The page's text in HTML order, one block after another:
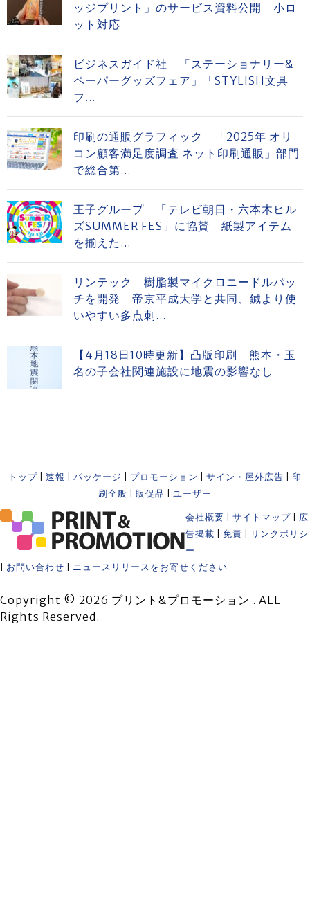
ッジプリント」のサービス資料公開 小ロ
ット対応
ビジネスガイド社 「ステーショナリー&
ペーパーグッズフェア」「STYLISH文具
フ...
印刷の通販グラフィック 「2025年 オリ
コン顧客満足度調査 ネット印刷通販」部門
で総合第...
王子グループ 「テレビ朝日・六本木ヒル
ズSUMMER FES」に協賛 紙製アイテム
を揃えた...
リンテック 樹脂製マイクロニードルパッ
チを開発 帝京平成大学と共同、鍼より使
いやすい多点刺...
【4月18日10時更新】凸版印刷 熊本・玉
名の子会社関連施設に地震の影響なし
トップ 速報 パッケージ プロモーション サイン・屋外広告
印
刷全般
販促品 ユーザー
会社概要 サイトマップ
広
告掲載
免責
リンクポリシ
ー
お問い合わせ ニュースリリースをお寄せください
Copyright © 2026 プリント&プロモーション . ALL
Rights Reserved.